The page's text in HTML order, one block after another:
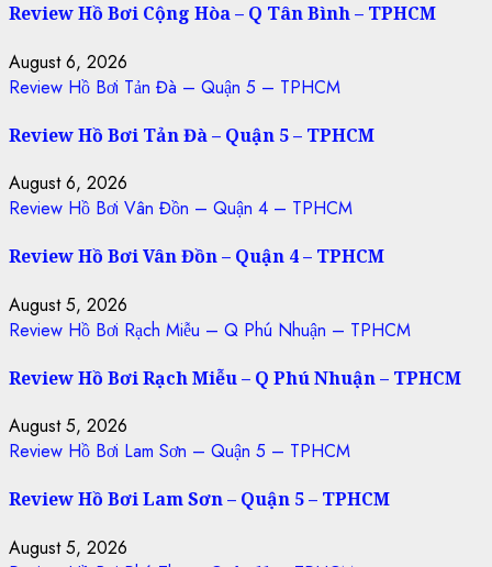
Review Hồ Bơi Cộng Hòa – Q Tân Bình – TPHCM
August 6, 2026
Review Hồ Bơi Tản Đà – Quận 5 – TPHCM
Review Hồ Bơi Tản Đà – Quận 5 – TPHCM
August 6, 2026
Review Hồ Bơi Vân Đồn – Quận 4 – TPHCM
Review Hồ Bơi Vân Đồn – Quận 4 – TPHCM
August 5, 2026
Review Hồ Bơi Rạch Miễu – Q Phú Nhuận – TPHCM
Review Hồ Bơi Rạch Miễu – Q Phú Nhuận – TPHCM
August 5, 2026
Review Hồ Bơi Lam Sơn – Quận 5 – TPHCM
Review Hồ Bơi Lam Sơn – Quận 5 – TPHCM
August 5, 2026